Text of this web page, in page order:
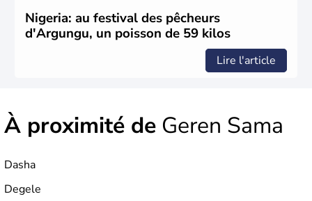
Nigeria: au festival des pêcheurs
d'Argungu, un poisson de 59 kilos
Lire l'article
À proximité de Geren Sama
Dasha
Degele